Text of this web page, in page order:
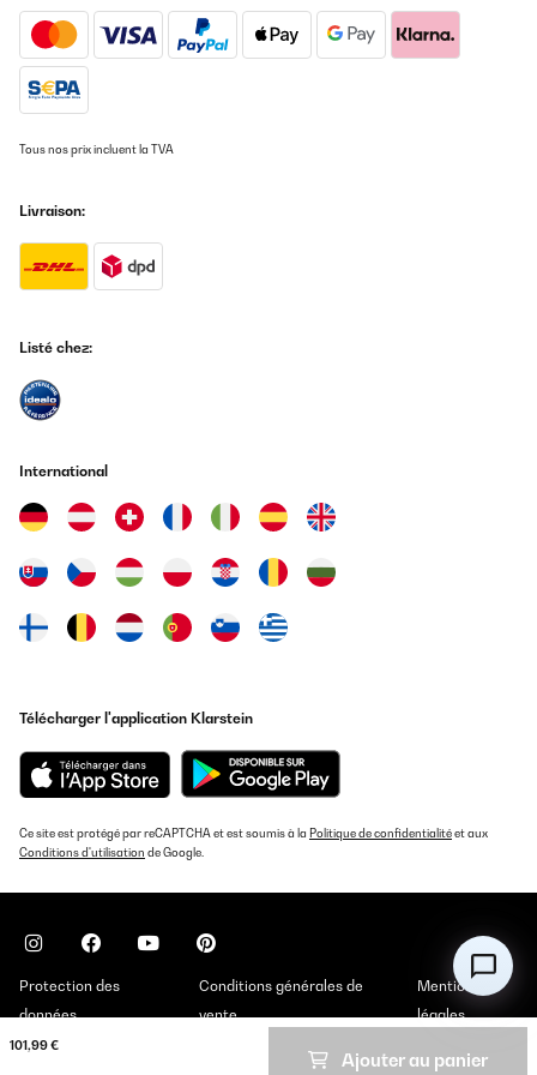
101,99 €
Ajouter au panier
Tous nos prix incluent la TVA
Livraison:
Listé chez:
International
Télécharger l'application Klarstein
Ce site est protégé par reCAPTCHA et est soumis à la Politique de confidentialitéet aux
Conditions d'utilisation de Google.
Protection des
données
Conditions générales de
vente
Mentions
légales
Copyright © 2026 Klarstein. All rights reserved